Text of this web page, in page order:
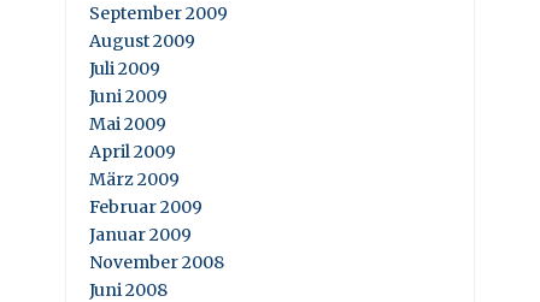
September 2009
August 2009
Juli 2009
Juni 2009
Mai 2009
April 2009
März 2009
Februar 2009
Januar 2009
November 2008
Juni 2008